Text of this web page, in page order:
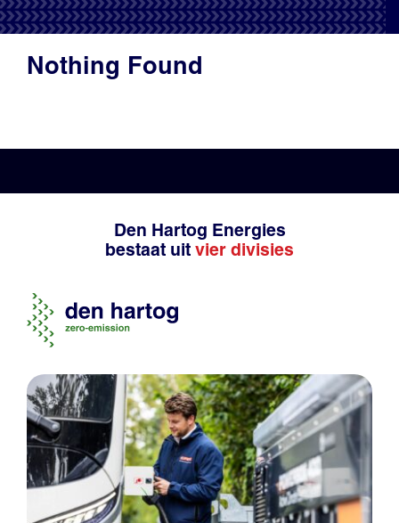
Productadvies
Nothing Found
Den Hartog Energies
bestaat uit vier divisies